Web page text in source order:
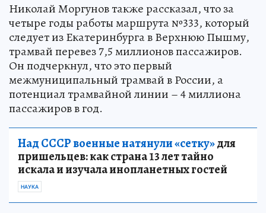
Николай Моргунов также рассказал, что за
четыре годы работы маршрута №333, который
следует из Екатеринбурга в Верхнюю Пышму,
трамвай перевез 7,5 миллионов пассажиров.
Он подчеркнул, что это первый
межмуниципальный трамвай в России, а
потенциал трамвайной линии – 4 миллиона
пассажиров в год.
Над СССР военные натянули «сетку»для
пришельцев: как страна 13 лет тайно
искала и изучала инопланетных гостей
НАУКА